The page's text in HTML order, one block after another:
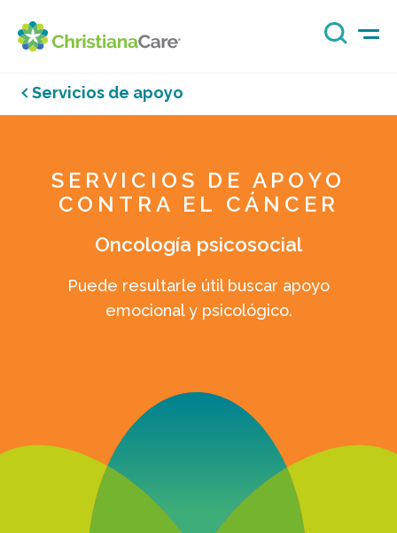
Servicios de apoyo
SERVICIOS DE APOYO
CONTRA EL CÁNCER
Oncología psicosocial
Puede resultarle útil buscar apoyo
emocional y psicológico.